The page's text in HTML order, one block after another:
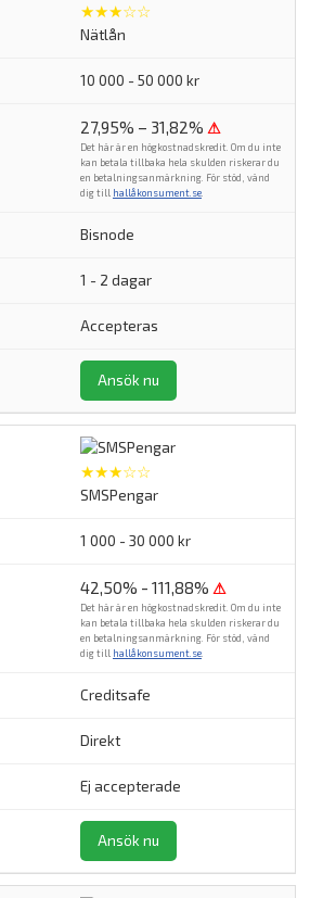
★★★☆☆
Nätlån
10 000 - 50 000 kr
27,95% – 31,82% ⚠
Det här är en högkostnadskredit. Om du inte
kan betala tillbaka hela skulden riskerar du
en betalningsanmärkning. För stöd, vänd
dig till hallåkonsument.se
Bisnode
1 - 2 dagar
Accepteras
Ansök nu
★★★☆☆
SMSPengar
1 000 - 30 000 kr
42,50% - 111,88% ⚠
Det här är en högkostnadskredit. Om du inte
kan betala tillbaka hela skulden riskerar du
en betalningsanmärkning. För stöd, vänd
dig till hallåkonsument.se
Creditsafe
Direkt
Ej accepterade
Ansök nu